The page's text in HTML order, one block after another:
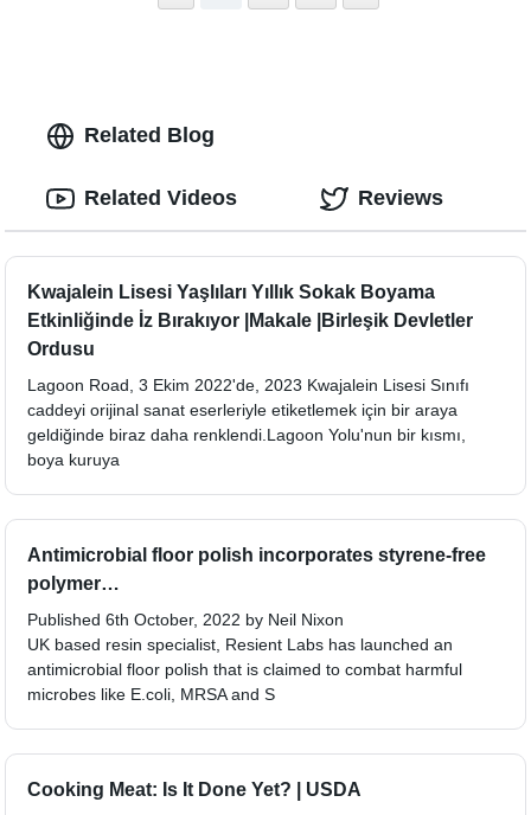
Related Blog
Kwajalein Lisesi Yaşlıları Yıllık Sokak Boyama
Etkinliğinde İz Bırakıyor |Makale |Birleşik Devletler
Ordusu
Lagoon Road, 3 Ekim 2022'de, 2023 Kwajalein Lisesi Sınıfı
caddeyi orijinal sanat eserleriyle etiketlemek için bir araya
geldiğinde biraz daha renklendi.Lagoon Yolu'nun bir kısmı,
boya kuruya
Antimicrobial floor polish incorporates styrene-free
polymer…
Published 6th October, 2022 by Neil Nixon
UK based resin specialist, Resient Labs has launched an
antimicrobial floor polish that is claimed to combat harmful
microbes like E.coli, MRSA and S
Cooking Meat: Is It Done Yet? | USDA
Related Videos Reviews